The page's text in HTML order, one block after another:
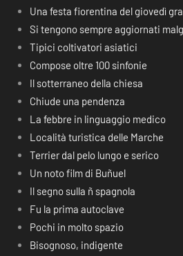
Una festa fiorentina del giovedì
Si tengono sempre aggiornati
Tipici coltivatori asiatici
Compose oltre 100 sinfonie
Il sotterraneo della chiesa
Chiude una pendenza
La febbre in linguaggio medico
Località turistica delle Marche
Terrier dal pelo lungo e serico
Un noto film di Buñuel
Il segno sulla ñ spagnola
Fu la prima autoclave
Pochi in molto spazio
Bisognoso, indigente